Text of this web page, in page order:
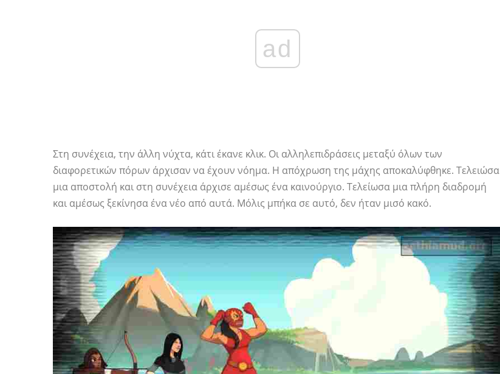
ad
Στη συνέχεια, την άλλη νύχτα, κάτι έκανε κλικ. Οι αλληλεπιδράσεις μεταξύ όλων των
διαφορετικών πόρων άρχισαν να έχουν νόημα. Η απόχρωση της μάχης αποκαλύφθηκε. Τελειώσα
μια αποστολή και στη συνέχεια άρχισε αμέσως ένα καινούργιο. Τελείωσα μια πλήρη διαδρομή
και αμέσως ξεκίνησα ένα νέο από αυτά. Μόλις μπήκα σε αυτό, δεν ήταν μισό κακό.